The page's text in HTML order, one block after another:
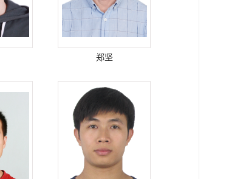
郑坚